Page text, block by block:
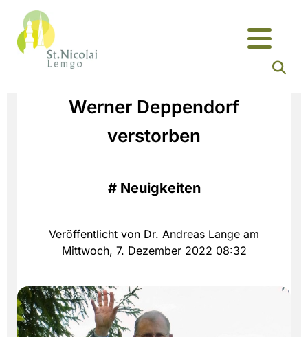
Werner Deppendorf
verstorben
# Neuigkeiten
Veröffentlicht von Dr. Andreas Lange am
Mittwoch, 7. Dezember 2022 08:32